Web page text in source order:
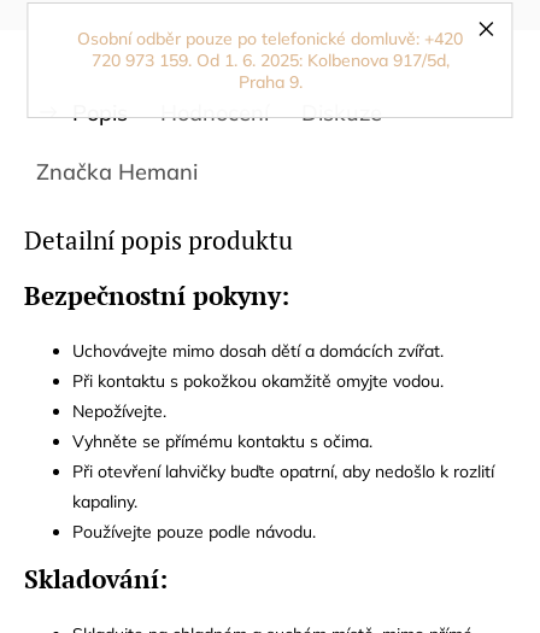
Osobní odběr pouze po telefonické domluvě: +420
720 973 159. Od 1. 6. 2025: Kolbenova 917/5d,
Praha 9.
Popis Hodnocení Diskuze
Značka Hemani
Detailní popis produktu
Bezpečnostní pokyny:
Uchovávejte mimo dosah dětí a domácích zvířat.
Při kontaktu s pokožkou okamžitě omyjte vodou.
Nepožívejte.
Vyhněte se přímému kontaktu s očima.
Při otevření lahvičky buďte opatrní, aby nedošlo k rozlití
kapaliny.
Používejte pouze podle návodu.
Skladování: